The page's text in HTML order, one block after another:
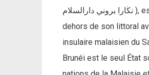
نڬارا بروني دارالسلام ), est un pays situé sur la côte nord de l’île de Bornéo en Asie du Sud-Est. En
dehors de son littoral
insulaire malaisien du
Brunéi est le seul État